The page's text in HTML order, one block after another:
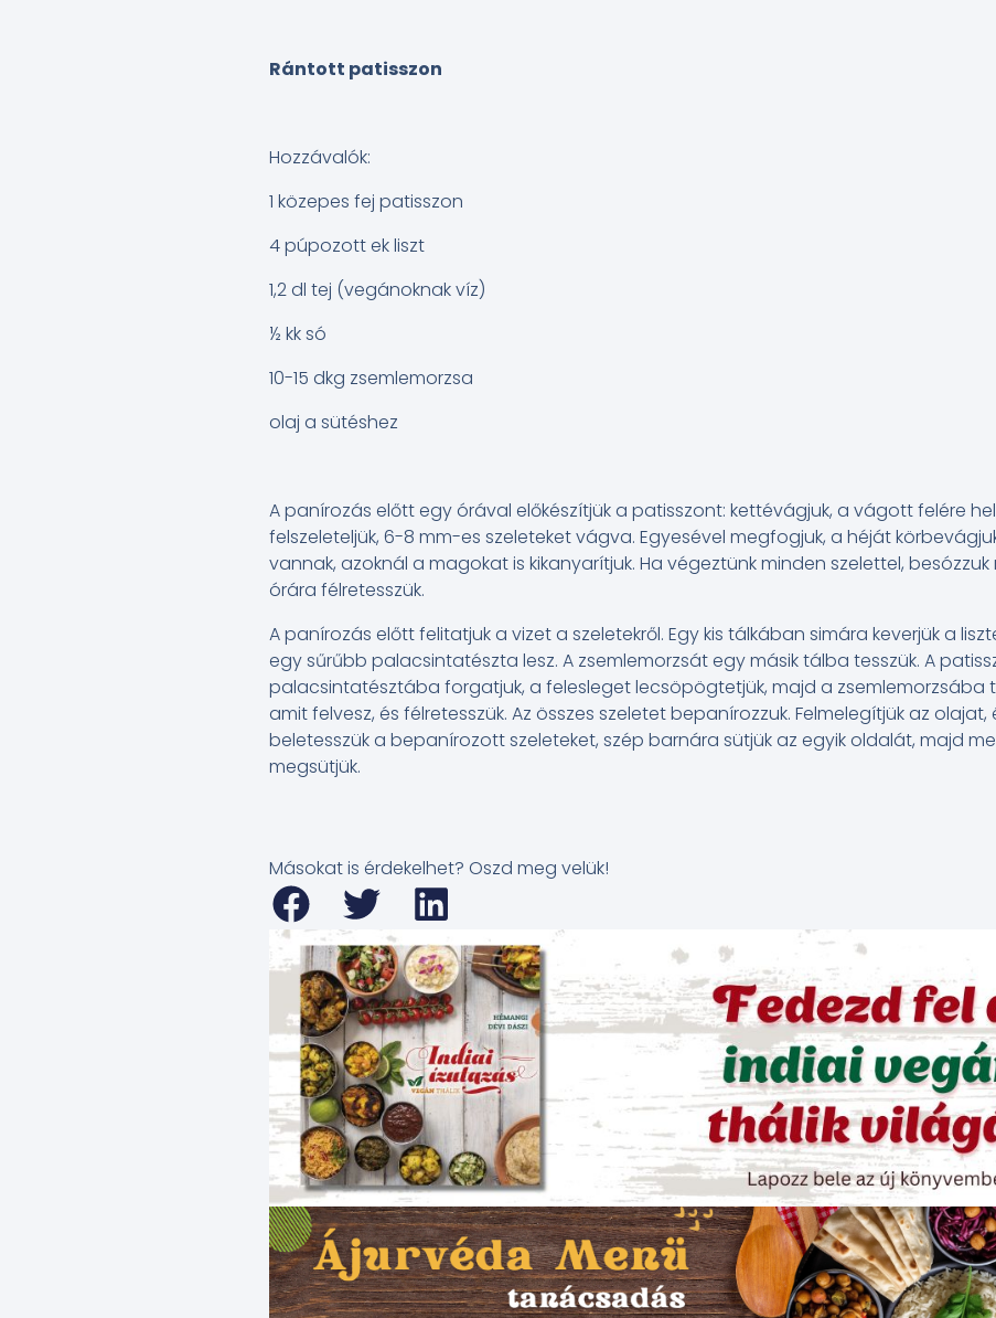
Rántott patisszon
Hozzávalók:
1 közepes fej patisszon
4 púpozott ek liszt
1,2 dl tej (vegánoknak víz)
½ kk só
10-15 dkg zsemlemorzsa
olaj a sütéshez
A panírozás előtt egy órával előkészítjük a patisszont: kettévágjuk, a vágott felére
felszeleteljük, 6-8 mm-es szeleteket vágva. Egyesével megfogjuk, a héját
vannak, azoknál a magokat is kikanyarítjuk. Ha végeztünk minden szelettel,
órára félretesszük.
A panírozás előtt felitatjuk a vizet a szeletekről. Egy kis tálkában simára keverjük a
egy sűrűbb palacsintatészta lesz. A zsemlemorzsát egy másik tálba tesszük. A
palacsintatésztába forgatjuk, a felesleget lecsöpögtetjük, majd a zsemlemorzsába
amit felvesz, és félretesszük. Az összes szeletet bepanírozzuk. Felmelegítjük az
beletesszük a bepanírozott szeleteket, szép barnára sütjük az egyik oldalát, majd
megsütjük.
Másokat is érdekelhet? Oszd meg velük!